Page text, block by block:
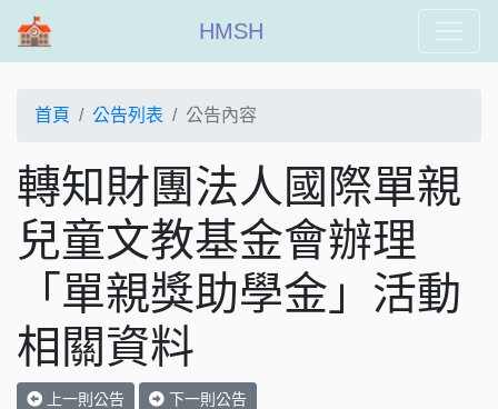
HMSH
首頁 公告列表 公告內容
轉知財團法人國際單親
兒童文教基金會辦理
「單親獎助學金」活動
相關資料
上一則公告 下一則公告